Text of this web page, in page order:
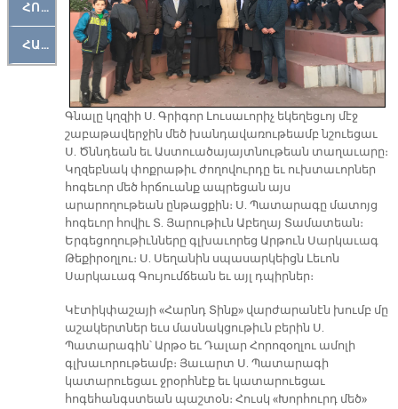
ՀՈԳԵՄՏԱՒՈՐ
ՀԱՐԹԱԿ
Գնալը կղզիի Ս. Գրիգոր Լուսաւորիչ եկեղեցւոյ մէջ
շաբաթավերջին մեծ խանդավառութեամբ նշուեցաւ
Ս. Ծննդեան եւ Աստուածայայտնութեան տաղաւարը։
Կղզեբնակ փոքրաթիւ ժողովուրդը եւ ուխտաւորներ
հոգեւոր մեծ հրճուանք ապրեցան այս
արարողութեան ընթացքին։ Ս. Պատարագը մատոյց
հոգեւոր հովիւ Տ. Յարութիւն Աբեղայ Տամատեան։
Երգեցողութիւնները գլխաւորեց Արթուն Սարկաւագ
Թեքիրօղլու։ Ս. Սեղանին սպասարկեիցն Լեւոն
Սարկաւագ Գույումճեան եւ այլ դպիրներ։
Կէտիկփաշայի «Հարնդ Տինք» վարժարանէն խումբ մը
աշակերտներ եւս մասնակցութիւն բերին Ս.
Պատարագին՝ Արթօ եւ Դալար Հորոզօղլու ամոլի
գլխաւորութեամբ։ Յաւարտ Ս. Պատարագի
կատարուեցաւ ջրօրհնէք եւ կատարուեցաւ
հոգեհանգստեան պաշտօն։ Հուսկ «Խորհուրդ մեծ»